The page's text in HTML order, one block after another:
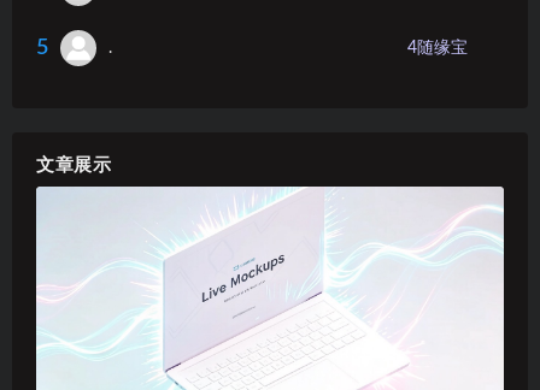
5 . 4随缘宝
文章展示